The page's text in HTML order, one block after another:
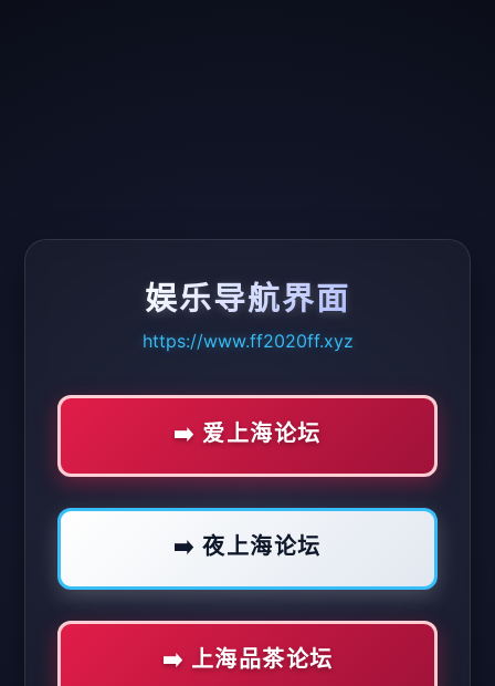
娱乐导航界面
https://www.ff2020ff.xyz
➡️ 爱上海论坛
➡️ 夜上海论坛
➡️ 上海品茶论坛